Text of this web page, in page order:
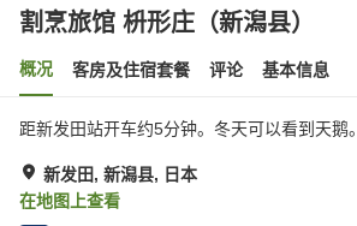
割烹旅馆 枡形庄（新潟县）
概况 客房及住宿套餐 评论 基本信息
距新发田站开车约5分钟。冬天可以看到天鹅。
新发田, 新潟县, 日本
在地图上查看